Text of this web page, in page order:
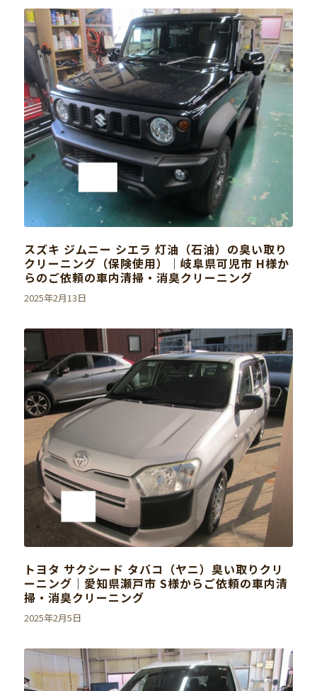
スズキ ジムニー シエラ 灯油（石油）の臭い取り
クリーニング（保険使用）｜岐阜県可児市 H様か
らのご依頼の車内清掃・消臭クリーニング
2025年2月13日
トヨタ サクシード タバコ（ヤニ）臭い取りクリ
ーニング｜愛知県瀬戸市 S様からご依頼の車内清
掃・消臭クリーニング
2025年2月5日